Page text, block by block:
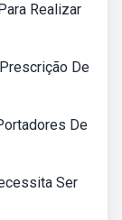
Realizar
De
De
Ser